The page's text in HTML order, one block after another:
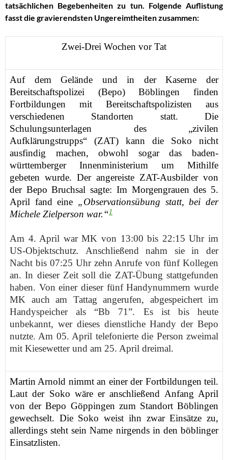
tatsächlichen Begebenheiten zu tun. Folgende Auflistung
fasstdie gravierendsten Ungereimtheitenzusammen:
Zwei-Drei Wochen vor Tat
Auf dem Gelände und in der Kaserne der
Bereitschaftspolizei (Bepo) Böblingen finden
Fortbildungen mit Bereitschaftspolizisten aus
verschiedenen Standorten statt. Die
Schulungsunterlagen des „zivilen
Aufklärungstrupps“ (ZAT) kann die Soko nicht
ausfindig machen, obwohl sogar das baden-
württemberger Innenministerium um Mithilfe
gebeten wurde. Der angereiste ZAT-Ausbilder von
der Bepo Bruchsal sagte: Im Morgengrauen des 5.
April fand eine „Observationsübung statt, bei der
Michele Zielperson war.“1
Am 4. April war MK von 13:00 bis 22:15 Uhr im
US-Objektschutz. Anschließend nahm sie in der
Nacht bis 07:25 Uhr zehn Anrufe von fünf Kollegen
an. In dieser Zeit soll die ZAT-Übung stattgefunden
haben. Von einer dieser fünf Handynummern wurde
MK auch am Tattag angerufen, abgespeichert im
Handyspeicher als “Bb 71”. Es ist bis heute
unbekannt, wer dieses dienstliche Handy der Bepo
nutzte. Am 05. April telefonierte die Person zweimal
mit Kiesewetter und am 25. April dreimal.
Martin Arnold nimmt an einer der Fortbildungen teil.
Laut der Soko wäre er anschließend Anfang April
von der Bepo Göppingen zum Standort Böblingen
gewechselt. Die Soko weist ihn zwar Einsätze zu,
allerdings steht sein Name nirgends in den böblinger
Einsatzlisten.